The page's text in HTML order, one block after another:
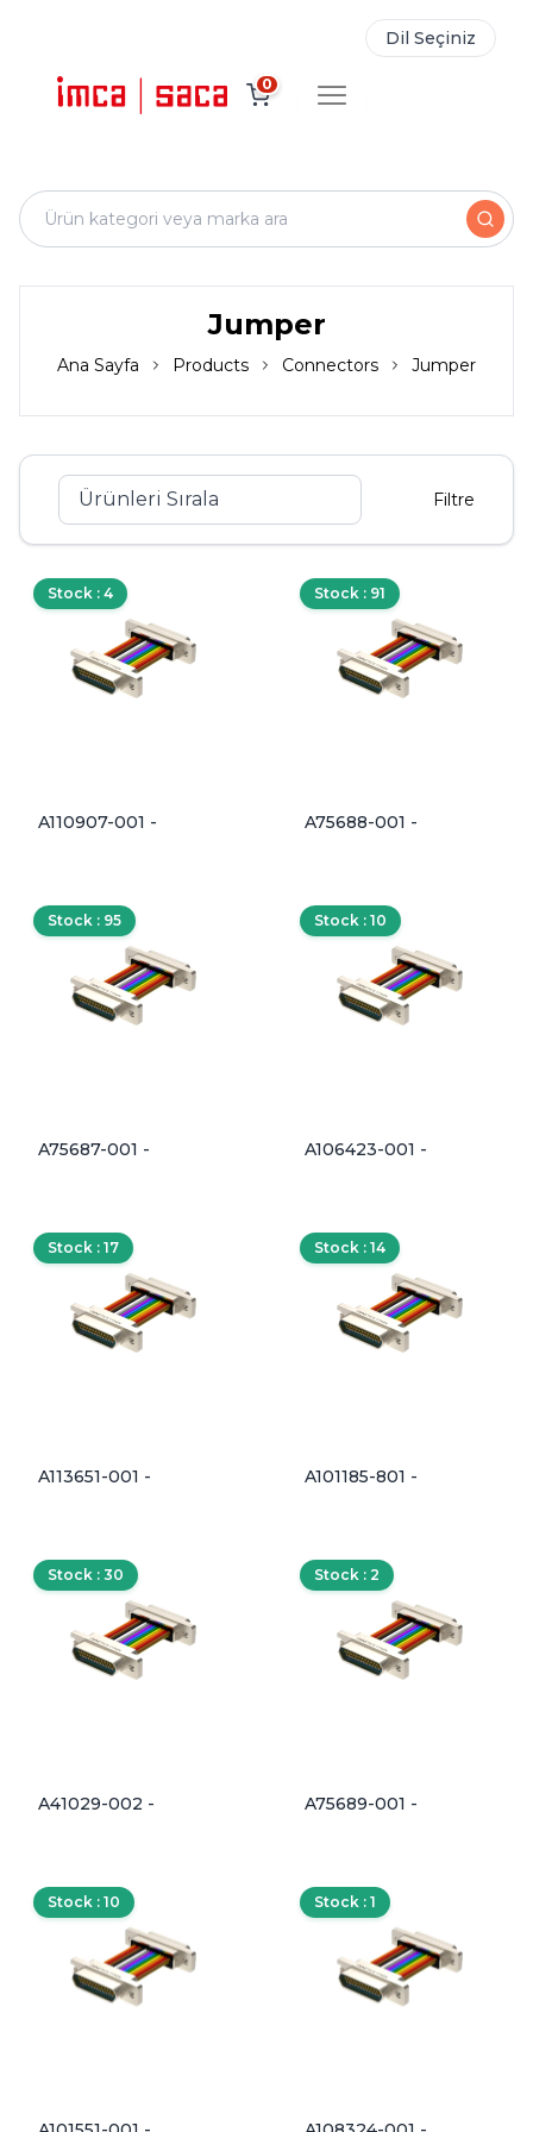
Dil Seçiniz
0
Jumper
Ana Sayfa Products Connectors Jumper
Filtre
Stock : 4
A110907-001 -
Stock : 91
A75688-001 -
Stock : 95
A75687-001 -
Stock : 10
A106423-001 -
Stock : 17
A113651-001 -
Stock : 14
A101185-801 -
Stock : 30
A41029-002 -
Stock : 2
A75689-001 -
Stock : 10 Stock : 1